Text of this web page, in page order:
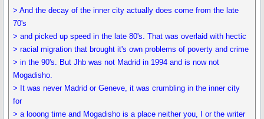
> And the decay of the inner city actually does come from the late
70's
> and picked up speed in the late 80's. That was overlaid with hectic
> racial migration that brought it's own problems of poverty and crime
> in the 90's. But Jhb was not Madrid in 1994 and is now not
Mogadisho.
> It was never Madrid or Geneve, it was crumbling in the inner city
for
> a looong time and Mogadisho is a place neither you, I or the writer